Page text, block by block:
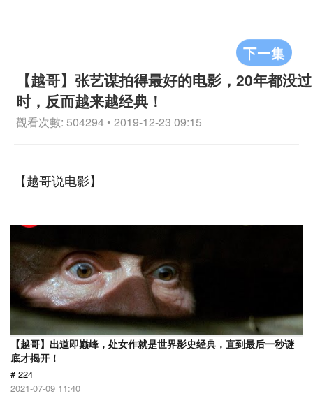
下一集
【越哥】张艺谋拍得最好的电影，20年都没过
时，反而越来越经典！
觀看次數: 504294 • 2019-12-23 09:15
【越哥说电影】
【越哥】出道即巅峰，处女作就是世界影史经典，直到最后一秒谜
底才揭开！
# 224
2021-07-09 11:40